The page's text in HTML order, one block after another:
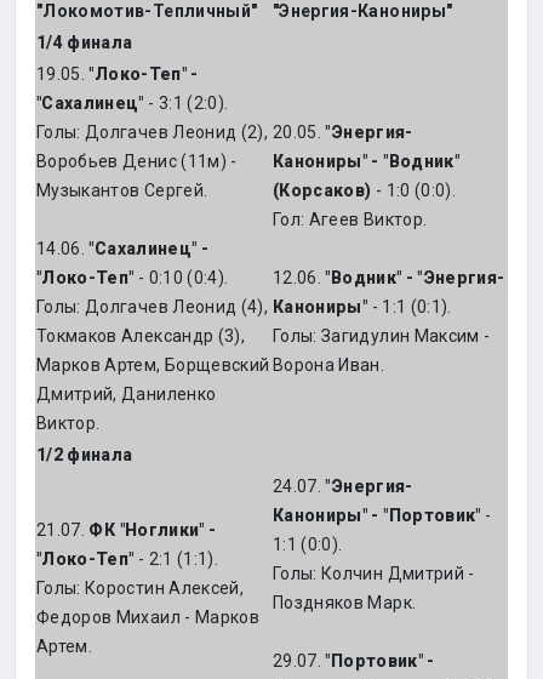
"Локомотив-Тепличный"
"Энергия-Канониры"
1/4 финала
19.05."Локо-Теп" -
"Сахалинец" - 3:1 (2:0).
Голы: Долгачев Леонид (2),
Воробьев Денис (11м) -
Музыкантов Сергей.
14.06."Сахалинец" -
"Локо-Теп" - 0:10 (0:4).
Голы: Долгачев Леонид (4),
Токмаков Александр (3),
Марков Артем, Борщевский
Дмитрий, Даниленко
Виктор.
20.05."Энергия-
Канониры" - "Водник"
(Корсаков) - 1:0 (0:0).
Гол: Агеев Виктор.
12.06."Водник" - "Энергия-
Канониры" - 1:1 (0:1).
Голы: Загидулин Максим -
Ворона Иван.
1/2 финала
21.07. ФК "Ноглики" -
"Локо-Теп" - 2:1 (1:1).
Голы: Коростин Алексей,
Федоров Михаил - Марков
Артем.
24.07."Энергия-
Канониры" - "Портовик" -
1:1 (0:0).
Голы: Колчин Дмитрий -
Поздняков Марк.
29.07."Портовик" -